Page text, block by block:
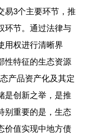
易3个主要环节，推
环节。通过法律与
用权进行清晰界
性特征的生态资源
产品资产化及其定
是创新之举，是推
别重要的是，生态
价值实现中地方债